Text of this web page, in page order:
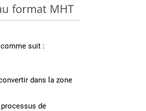
format MHT
suit :
dans la zone
de